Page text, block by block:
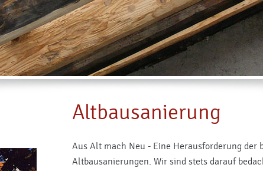
Altbausanierung
Aus Alt mach Neu - Eine Herausforderung der
Altbausanierungen. Wir sind stets darauf